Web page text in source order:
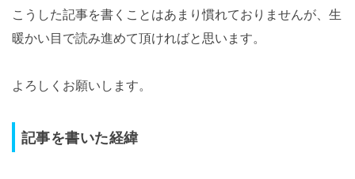
こうした記事を書くことはあまり慣れておりませんが、生
暖かい目で読み進めて頂ければと思います。
よろしくお願いします。
記事を書いた経緯